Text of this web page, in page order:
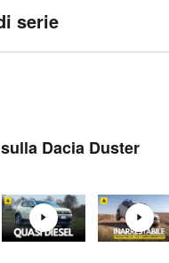
serie
Dacia Duster